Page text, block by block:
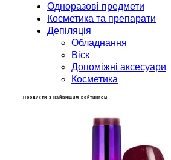
Одноразові предмети
Косметика та препарати
Депіляція
Обладнання
Віск
Допоміжні аксесуари
Косметика
Продукти з найвищим рейтингом